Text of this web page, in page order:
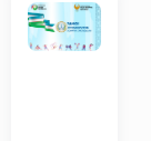
taekvondo
va